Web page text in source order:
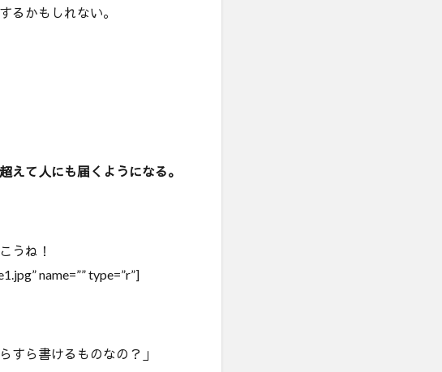
るかもしれない。
えて人にも届くようになる。
うね！
name=”” type=”r”]
すら書けるものなの？」